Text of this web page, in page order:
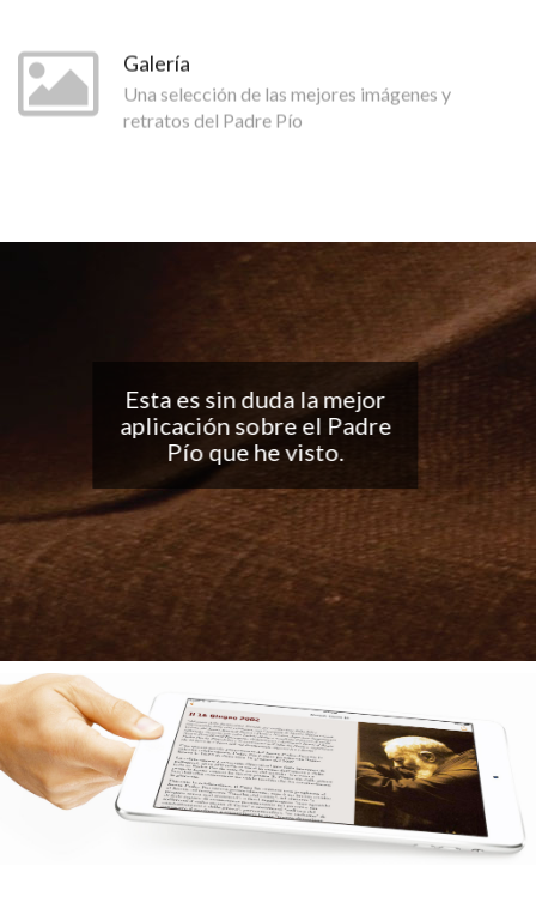
Galería
Una selección de las mejores imágenes y
retratos del Padre Pío
Buena aplicación, me
encantan las
notificaciones todos los
días... ¡Sigan con el buen
trabajo!